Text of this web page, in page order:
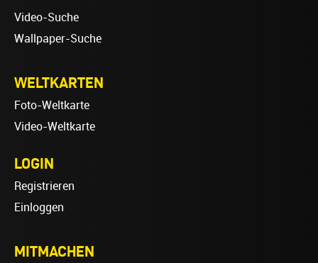
Video-Suche
Wallpaper-Suche
WELTKARTEN
Foto-Weltkarte
Video-Weltkarte
LOGIN
Registrieren
Einloggen
MITMACHEN